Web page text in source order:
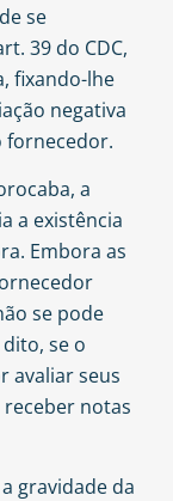
se
39 do CDC,
fixando-lhe
negativa
fornecedor.
a
a existência
Embora as
se pode
se o
avaliar seus
notas
gravidade da